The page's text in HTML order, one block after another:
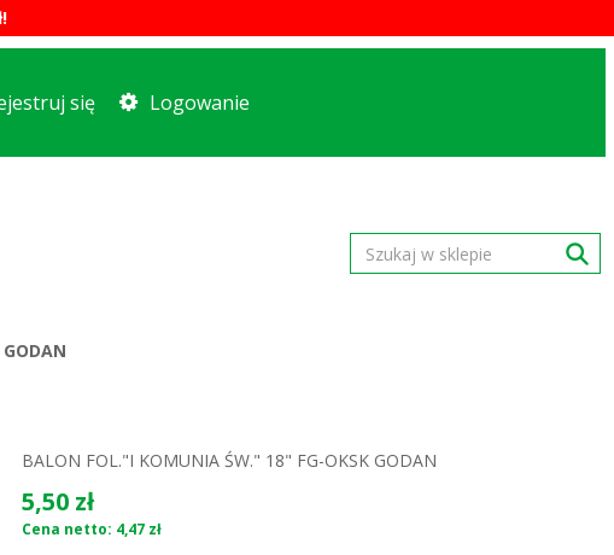
się Logowanie
BALON FOL."I KOMUNIA ŚW." 18" FG-OKSK GODAN
5,50 zł
Cena netto: 4,47 zł